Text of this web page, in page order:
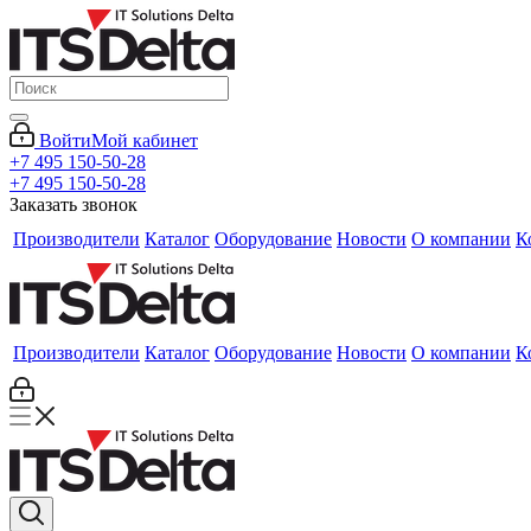
ВойтиМой кабинет
+7 495 150-50-28
+7 495 150-50-28
Заказать звонок
Производители Каталог Оборудование Новости О компании
Производители Каталог Оборудование Новости О компании